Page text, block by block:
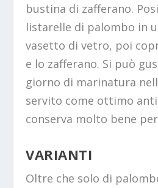
bustina di zafferano.
listarelle di palombo in
vasetto di vetro, poi
e lo zafferano. Si può
giorno di marinatura
servito come ottimo
conserva molto bene
VARIANTI
Oltre che solo di